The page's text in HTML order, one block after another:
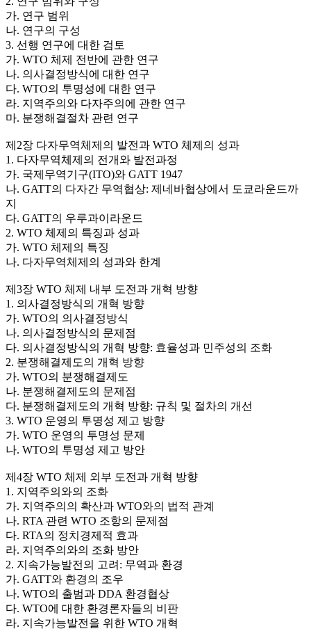
가. 연구 범위
나. 연구의 구성
3. 선행 연구에 대한 검토
가. WTO 체제 전반에 관한 연구
나. 의사결정방식에 대한 연구
다. WTO의 투명성에 대한 연구
라. 지역주의와 다자주의에 관한 연구
마. 분쟁해결절차 관련 연구
제2장 다자무역체제의 발전과 WTO 체제의 성과
1. 다자무역체제의 전개와 발전과정
가. 국제무역기구(ITO)와 GATT 1947
나. GATT의 다자간 무역협상: 제네바협상에서 도쿄라운드까
지
다. GATT의 우루과이라운드
2. WTO 체제의 특징과 성과
가. WTO 체제의 특징
나. 다자무역체제의 성과와 한계
제3장 WTO 체제 내부 도전과 개혁 방향
1. 의사결정방식의 개혁 방향
가. WTO의 의사결정방식
나. 의사결정방식의 문제점
다. 의사결정방식의 개혁 방향: 효율성과 민주성의 조화
2. 분쟁해결제도의 개혁 방향
가. WTO의 분쟁해결제도
나. 분쟁해결제도의 문제점
다. 분쟁해결제도의 개혁 방향: 규칙 및 절차의 개선
3. WTO 운영의 투명성 제고 방향
가. WTO 운영의 투명성 문제
나. WTO의 투명성 제고 방안
제4장 WTO 체제 외부 도전과 개혁 방향
1. 지역주의와의 조화
가. 지역주의의 확산과 WTO와의 법적 관계
나. RTA 관련 WTO 조항의 문제점
다. RTA의 정치경제적 효과
라. 지역주의와의 조화 방안
2. 지속가능발전의 고려: 무역과 환경
가. GATT와 환경의 조우
나. WTO의 출범과 DDA 환경협상
다. WTO에 대한 환경론자들의 비판
라. 지속가능발전을 위한 WTO 개혁